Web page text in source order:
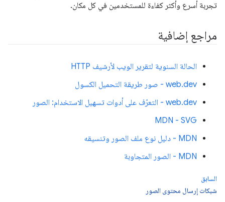
تجربة أسرع وأكثر كفاءة للمستخدمين في كل مكان.
مراجع إضافية
الحالة السنوية لتقرير الويب لأرشيف HTTP
web.dev - صور طريقة التحميل الكسول
web.dev - التعرّف على أدوات تسهيل الاستخدام: الصور
MDN - SVG
MDN - دليل نوع ملف الصور وتنسيقه
MDN - الصور المتجاوبة
السابق
شبكات إرسال محتوى الصور